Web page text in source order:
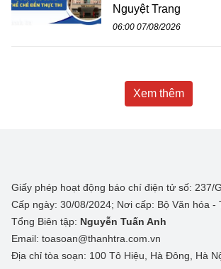
Nguyệt Trang
06:00 07/08/2026
Xem thêm
Giấy phép hoạt động báo chí điện tử số: 237/
Cấp ngày: 30/08/2024; Nơi cấp: Bộ Văn hóa -
Tổng Biên tập: Nguyễn Tuấn Anh
Email: toasoan@thanhtra.com.vn
Địa chỉ tòa soạn: 100 Tô Hiệu, Hà Đông, Hà